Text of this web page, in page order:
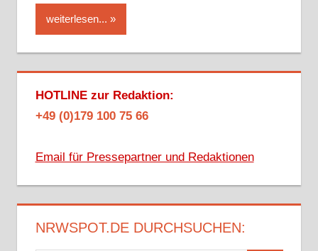
weiterlesen...
HOTLINE zur Redaktion:
+49 (0)179 100 75 66
Email für Pressepartner und Redaktionen
NRWSPOT.DE DURCHSUCHEN: